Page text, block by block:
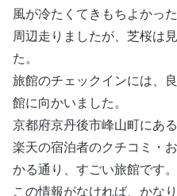
風が冷たくてきもちよかった
周辺走りましたが、芝桜は
た。
旅館のチェックインには、
館に向かいました。
京都府京丹後市峰山町にあ
楽天の宿泊者のクチコミ・
かる通り、すごい旅館です。
この情報がなければ、かな